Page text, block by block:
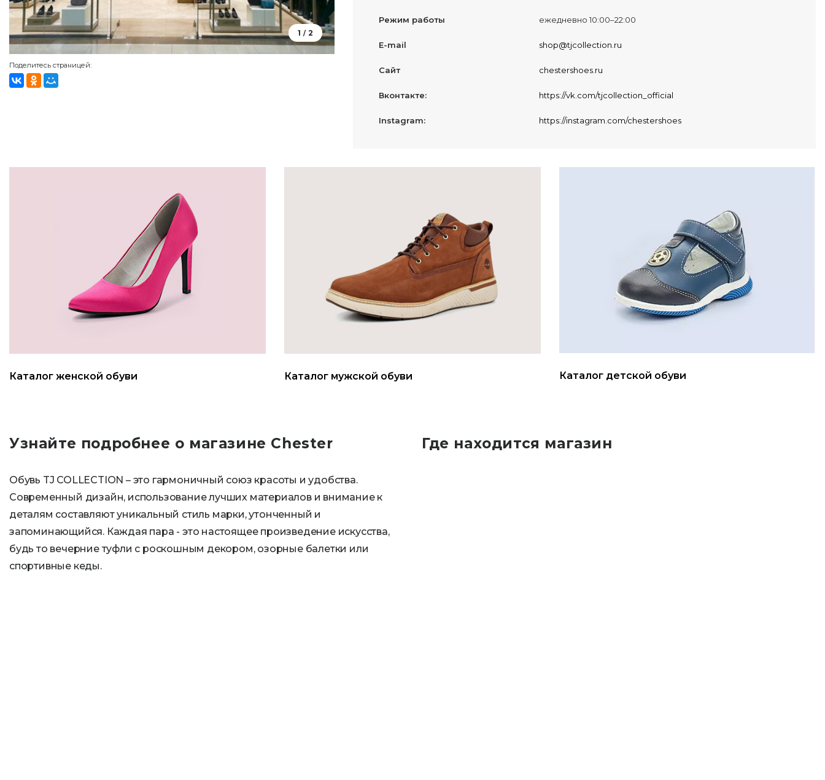
1 / 2
Поделитесь страницей:
Режим работы ежедневно 10:00–22:00
E-mail shop@tjcollection.ru
Сайт chestershoes.ru
Вконтакте: https://vk.com/tjcollection_official
Instagram: https://instagram.com/chestershoes
Каталог женской обуви Каталог мужской обуви Каталог детской обуви
Узнайте подробнее о магазине Chester
Обувь TJ COLLECTION – это гармоничный союз красоты и удобства.
Современный дизайн, использование лучших материалов и внимание к
деталям составляют уникальный стиль марки, утонченный и
запоминающийся. Каждая пара - это настоящее произведение искусства,
будь то вечерние туфли с роскошным декором, озорные балетки или
спортивные кеды.
Где находится магазин